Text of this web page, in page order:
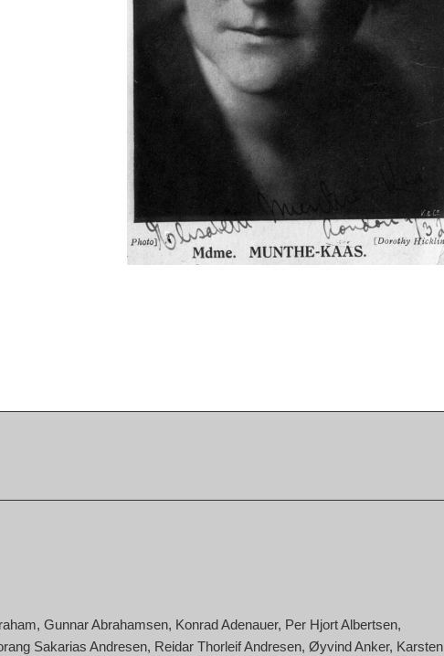
Gunnar Abrahamsen Konrad Adenauer Per Hjort Albertsen
Sakarias Andresen Reidar Thorleif Andresen Øyvind Anker Karsten